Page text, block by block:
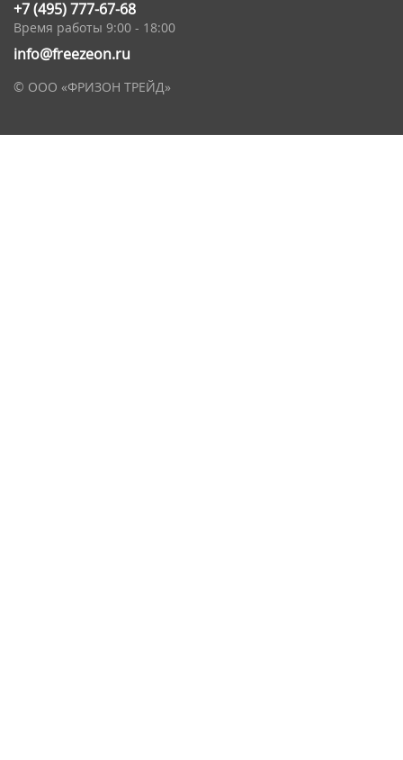
+7 (495) 777-67-68
Время работы 9:00 - 18:00
info@freezeon.ru
© ООО «ФРИЗОН ТРЕЙД»